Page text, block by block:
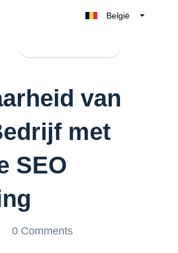
België
Nederland
UK
de Online
van
met
SEO
0 Comments